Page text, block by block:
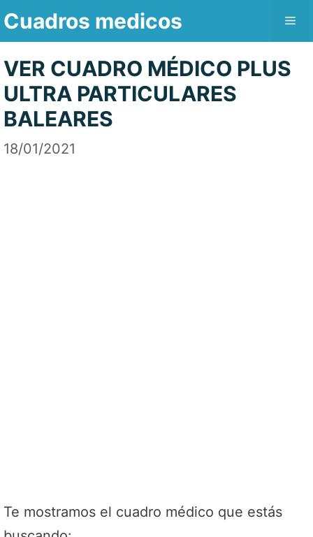
Saltar
contenido
Cuadros medicos
VER CUADRO MÉDICO PLUS
ULTRA PARTICULARES
BALEARES
18/01/2021
Te mostramos el cuadro médico que estás